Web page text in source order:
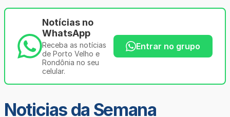
Notícias no
WhatsApp
Receba as notícias
de Porto Velho e
Rondônia no seu
celular.
Entrar no grupo
Noticias da Semana